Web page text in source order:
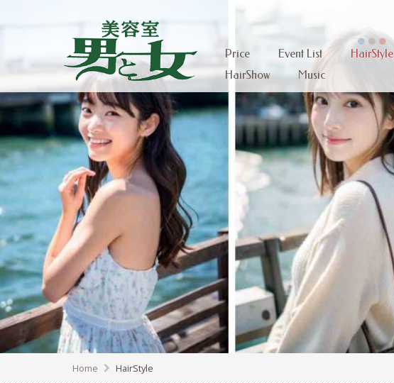
Price Event List HairStyle
HairShow
Music
Home HairStyle